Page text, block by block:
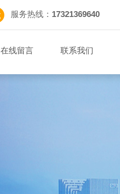
服务热线： 17321369640
在线留言 联系我们